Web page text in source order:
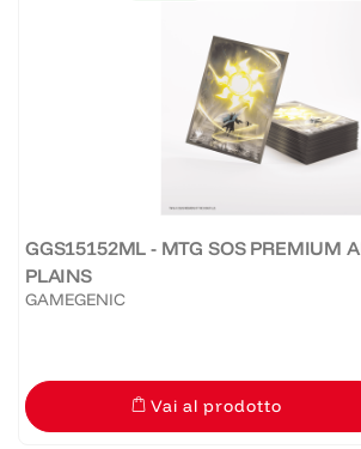
GGS15152ML - MTG SOS PREMIUM
PLAINS
GAMEGENIC
Vai al prodotto